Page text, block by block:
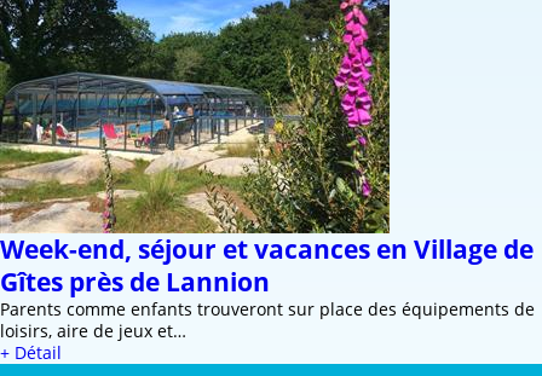
Week-end, séjour et vacances en Village de
Gîtes près de Lannion
Parents comme enfants trouveront sur place des équipements de
loisirs, aire de jeux et…
+ Détail